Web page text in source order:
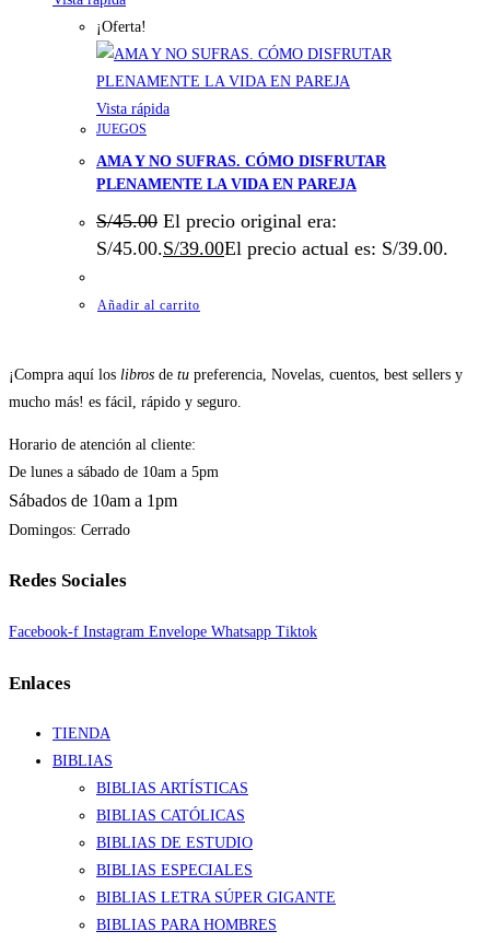
¡Oferta!
Vista rápida
JUEGOS
AMA Y NO SUFRAS. CÓMO DISFRUTAR
PLENAMENTE LA VIDA EN PAREJA
S/45.00 El precio original era:
S/45.00.S/39.00El precio actual es: S/39.00.
Añadir al carrito
¡Compra aquí los libros de tu preferencia, Novelas, cuentos, best sellers y
mucho más! es fácil, rápido y seguro.
Horario de atención al cliente:
De lunes a sábado de 10am a 5pm
Sábados de 10am a 1pm
Domingos: Cerrado
Redes Sociales
Facebook-f Instagram Envelope Whatsapp Tiktok
Enlaces
TIENDA
BIBLIAS
BIBLIAS ARTÍSTICAS
BIBLIAS CATÓLICAS
BIBLIAS DE ESTUDIO
BIBLIAS ESPECIALES
BIBLIAS LETRA SÚPER GIGANTE
BIBLIAS PARA HOMBRES